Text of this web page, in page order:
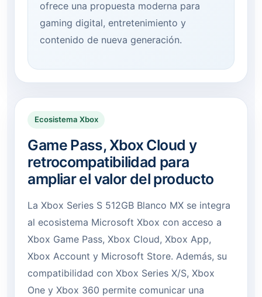
ofrece una propuesta moderna para
gaming digital, entretenimiento y
contenido de nueva generación.
Ecosistema Xbox
Game Pass, Xbox Cloud y
retrocompatibilidad para
ampliar el valor del producto
La Xbox Series S 512GB Blanco MX se integra
al ecosistema Microsoft Xbox con acceso a
Xbox Game Pass, Xbox Cloud, Xbox App,
Xbox Account y Microsoft Store. Además, su
compatibilidad con Xbox Series X/S, Xbox
One y Xbox 360 permite comunicar una